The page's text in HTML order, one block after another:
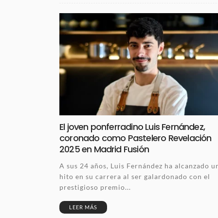
El joven ponferradino Luis Fernández,
coronado como Pastelero Revelación
2025 en Madrid Fusión
A sus 24 años, Luis Fernández ha alcanzado
hito en su carrera al ser galardonado con el
prestigioso premio...
LEER MÁS